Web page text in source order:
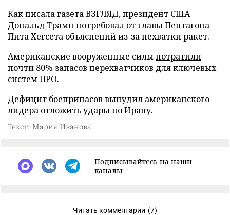
Как писала газета ВЗГЛЯД, президент США
Дональд Трамп потребовал от главы Пентагона
Пита Хегсета объяснений из-за нехватки ракет.
Американские вооруженные силыпотратили
почти 80% запасов перехватчиков для ключевых
систем ПРО.
Дефицит боеприпасов вынудил американского
лидера отложить удары по Ирану.
Текст: Мария Иванова
Подписывайтесь на наши
каналы
Читать комментарии (7)